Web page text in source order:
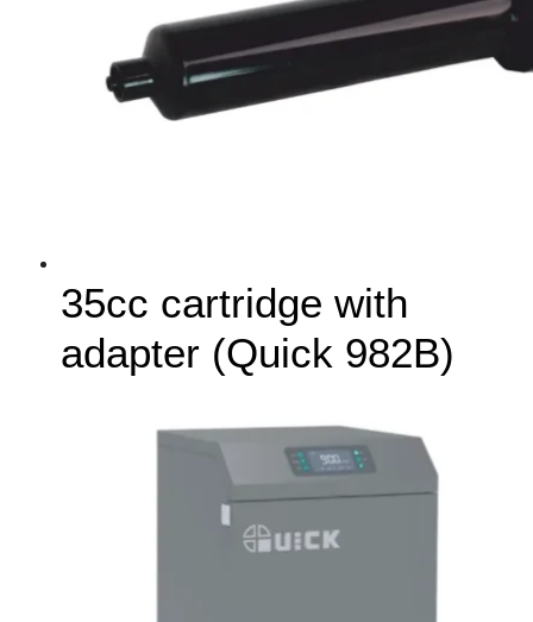
35cc cartridge with
adapter (Quick 982B)